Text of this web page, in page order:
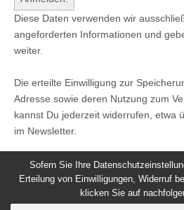
Diese Daten verwenden wir
angeforderten Informationen und
weiter.
Die erteilte Einwilligung zur
Adresse sowie deren Nutzung zum
kannst Du jederzeit widerrufen, etwa
im Newsletter.
Sofern Sie Ihre
Erteilung von Einwilligungen, Widerruf
klicken Sie auf